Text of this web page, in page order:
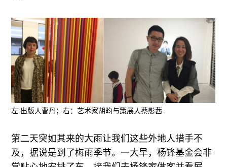
左:出版人曹丹；右：艺术家胡昀与策展人蔡影茜.
第二天突如其来的大雨让我们这些外地人措手不
及，据说是到了梅雨季节。一大早，杨锋基金会非